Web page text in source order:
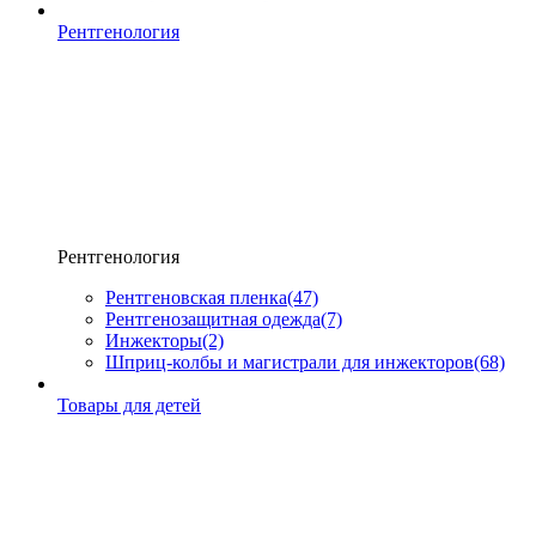
Рентгенология
Рентгенология
Рентгеновская пленка(47)
Рентгенозащитная одежда(7)
Инжекторы(2)
Шприц-колбы и магистрали для инжекторов(68)
Товары для детей